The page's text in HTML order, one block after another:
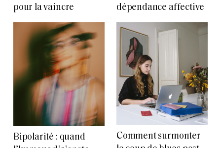
pour la vaincre
dépendance affective
Bipolarité : quand
Comment surmonter